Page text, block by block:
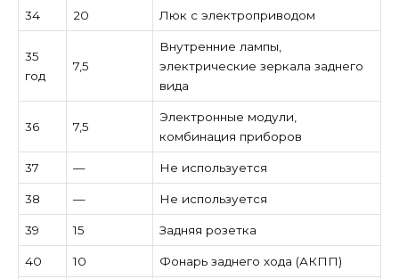
34 20 Люк с электроприводом
35
год
7,5
Внутренние лампы,
электрические зеркала заднего
вида
36 7,5
Электронные модули,
комбинация приборов
37 — Не используется
38 — Не используется
39 15 Задняя розетка
40 10 Фонарь заднего хода (АКПП)